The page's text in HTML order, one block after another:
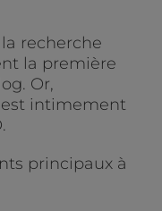
recherche
la première
Or,
est intimement
principaux à